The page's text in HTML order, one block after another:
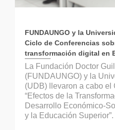
FUNDAUNGO y la
Ciclo de Conferencias
transformación digital en
La Fundación Doctor
(FUNDAUNGO) y la
(UDB) llevaron a cabo
“Efectos de la
Desarrollo Económico-
y la Educación Superior”.